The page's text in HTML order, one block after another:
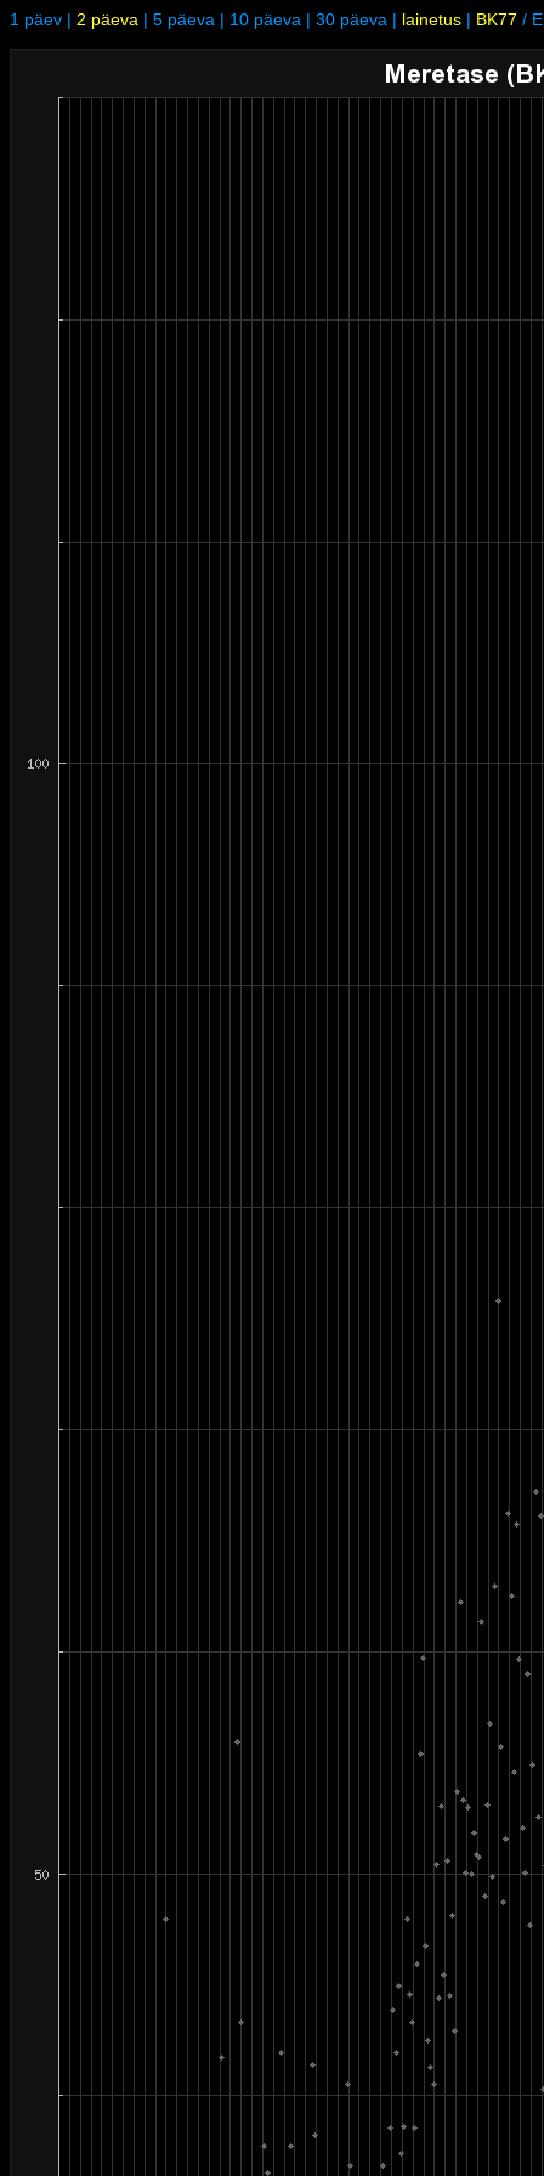
1 päev | 2 päeva | 5 päeva | 10 päeva | 30 päeva | lainetus | BK77 /